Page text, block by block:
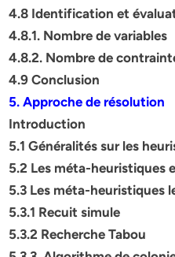
4.8 Identification et
4.8.1. Nombre de variables
4.8.2. Nombre de
4.9 Conclusion
5. Approche de résolution
Introduction
5.1 Généralités sur les
5.2 Les méta-heuristiques
5.3 Les méta-heuristiques
5.3.1 Recuit simule
5.3.2 Recherche Tabou